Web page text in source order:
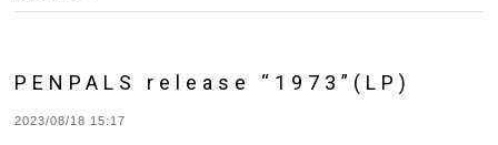
PENPALS release “1973”(LP)
2023/08/18 15:17